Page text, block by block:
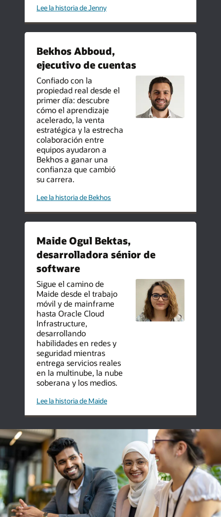
Lee la historia de Jennyde
emprendedora
líder
de
Bekhos Abboud,
ejecutivo de cuentas
Confiado con la
propiedad real desde el
primer día: descubre
cómo el aprendizaje
acelerado, la venta
estratégica y la estrecha
colaboración entre
equipos ayudaron a
Bekhos a ganar una
confianza que cambió
su carrera.
Lee la historia de Bekhoscamino
Oracle:
crecer
un
impacto
en
Oracle
Maide Ogul Bektas,
desarrolladora sénior de
software
Sigue el camino de
Maide desde el trabajo
móvil y de mainframe
hasta Oracle Cloud
Infrastructure,
desarrollando
habilidades en redes y
seguridad mientras
entrega servicios reales
en la multinube, la nube
soberana y los medios.
Lee la historia de Maideingeniería
de
futura